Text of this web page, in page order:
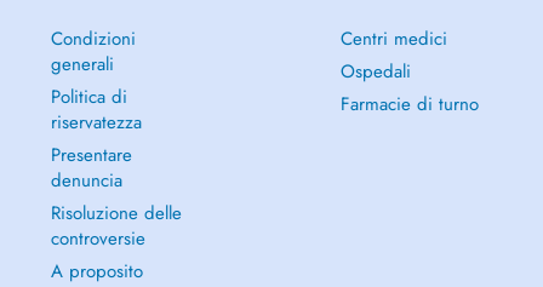
Condizioni
generali
Politica di
riservatezza
Presentare
denuncia
Risoluzione delle
controversie
A proposito
Centri medici
Ospedali
Farmacie di turno